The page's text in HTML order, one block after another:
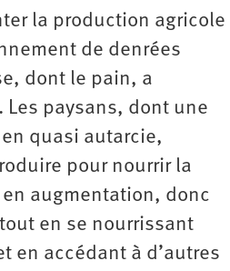
la production agricole
de denrées
dont le pain, a
Les paysans, dont une
quasi autarcie,
pour nourrir la
augmentation, donc
en se nourrissant
en accédant à d’autres